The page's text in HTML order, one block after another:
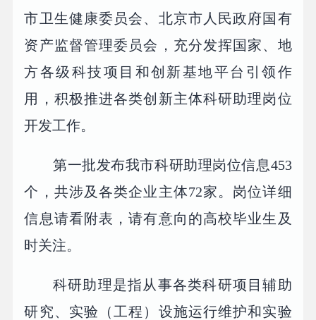
市卫生健康委员会、北京市人民政府国有
资产监督管理委员会，充分发挥国家、地
方各级科技项目和创新基地平台引领作
用，积极推进各类创新主体科研助理岗位
开发工作。
第一批发布我市科研助理岗位信息453
个，共涉及各类企业主体72家。岗位详细
信息请看附表，请有意向的高校毕业生及
时关注。
科研助理是指从事各类科研项目辅助
研究、实验（工程）设施运行维护和实验